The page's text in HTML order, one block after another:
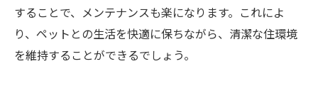
ペットとの時間を増やす工夫
ペットが安心できる環境の提供
ペットを迎え入れる前の準備
することで、メンテナンスも楽になります。これによ
り、ペットとの生活を快適に保ちながら、清潔な住環境
を維持することができるでしょう。